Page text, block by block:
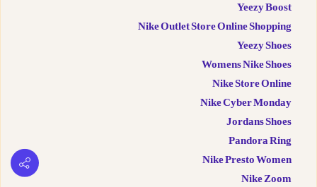
Yeezy Boost
Nike Outlet Store Online Shopping
Yeezy Shoes
Womens Nike Shoes
Nike Store Online
Nike Cyber Monday
Jordans Shoes
Pandora Ring
Nike Presto Women
Nike Zoom